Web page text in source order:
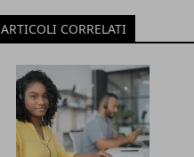
ARTICOLI CORRELATI